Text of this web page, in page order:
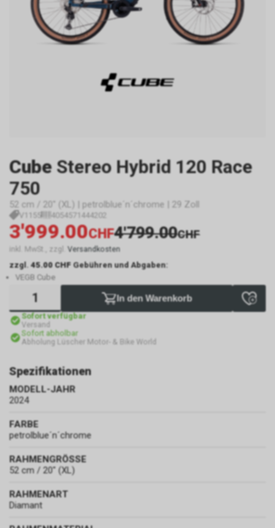
Cube Stereo Hybrid 120 Race
750
52 cm / 20" (XL) | petrolblue´n´chrome | 29 Zoll
V1155 4054571444202
3'999.00CHF4'799.00CHF
inkl. MwSt., zzgl. Versandkosten
zzgl.45.00 CHF Gebühren und Abgaben:
VEGB Cube
In den Warenkorb
Sofort verfügbar
Versand
Sofort abholbar
Abholung Lüscher Motor- & Bike World
Spezifikationen
MODELL-JAHR
2024
FARBE
petrolblue´n´chrome
RAHMENGRÖSSE
52 cm / 20" (XL)
RAHMENART
Diamant